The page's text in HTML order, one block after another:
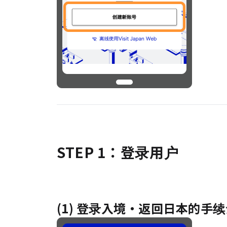
STEP 1：登录用户
(1) 登录入境・返回日本的手